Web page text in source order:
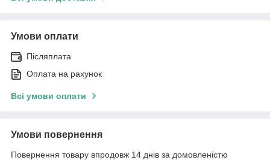
Умови оплати
Післяплата
Оплата на рахунок
Всі умови оплати
Умови повернення
Повернення товару впродовж 14 днів за домовленістю